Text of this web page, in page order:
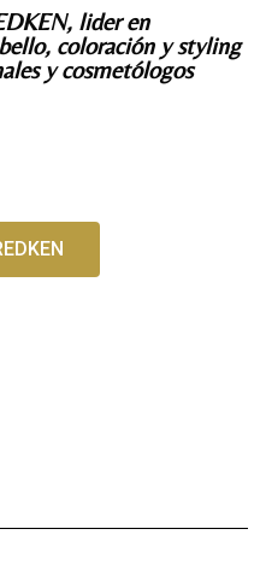
lider en
coloración y styling
y cosmetólogos